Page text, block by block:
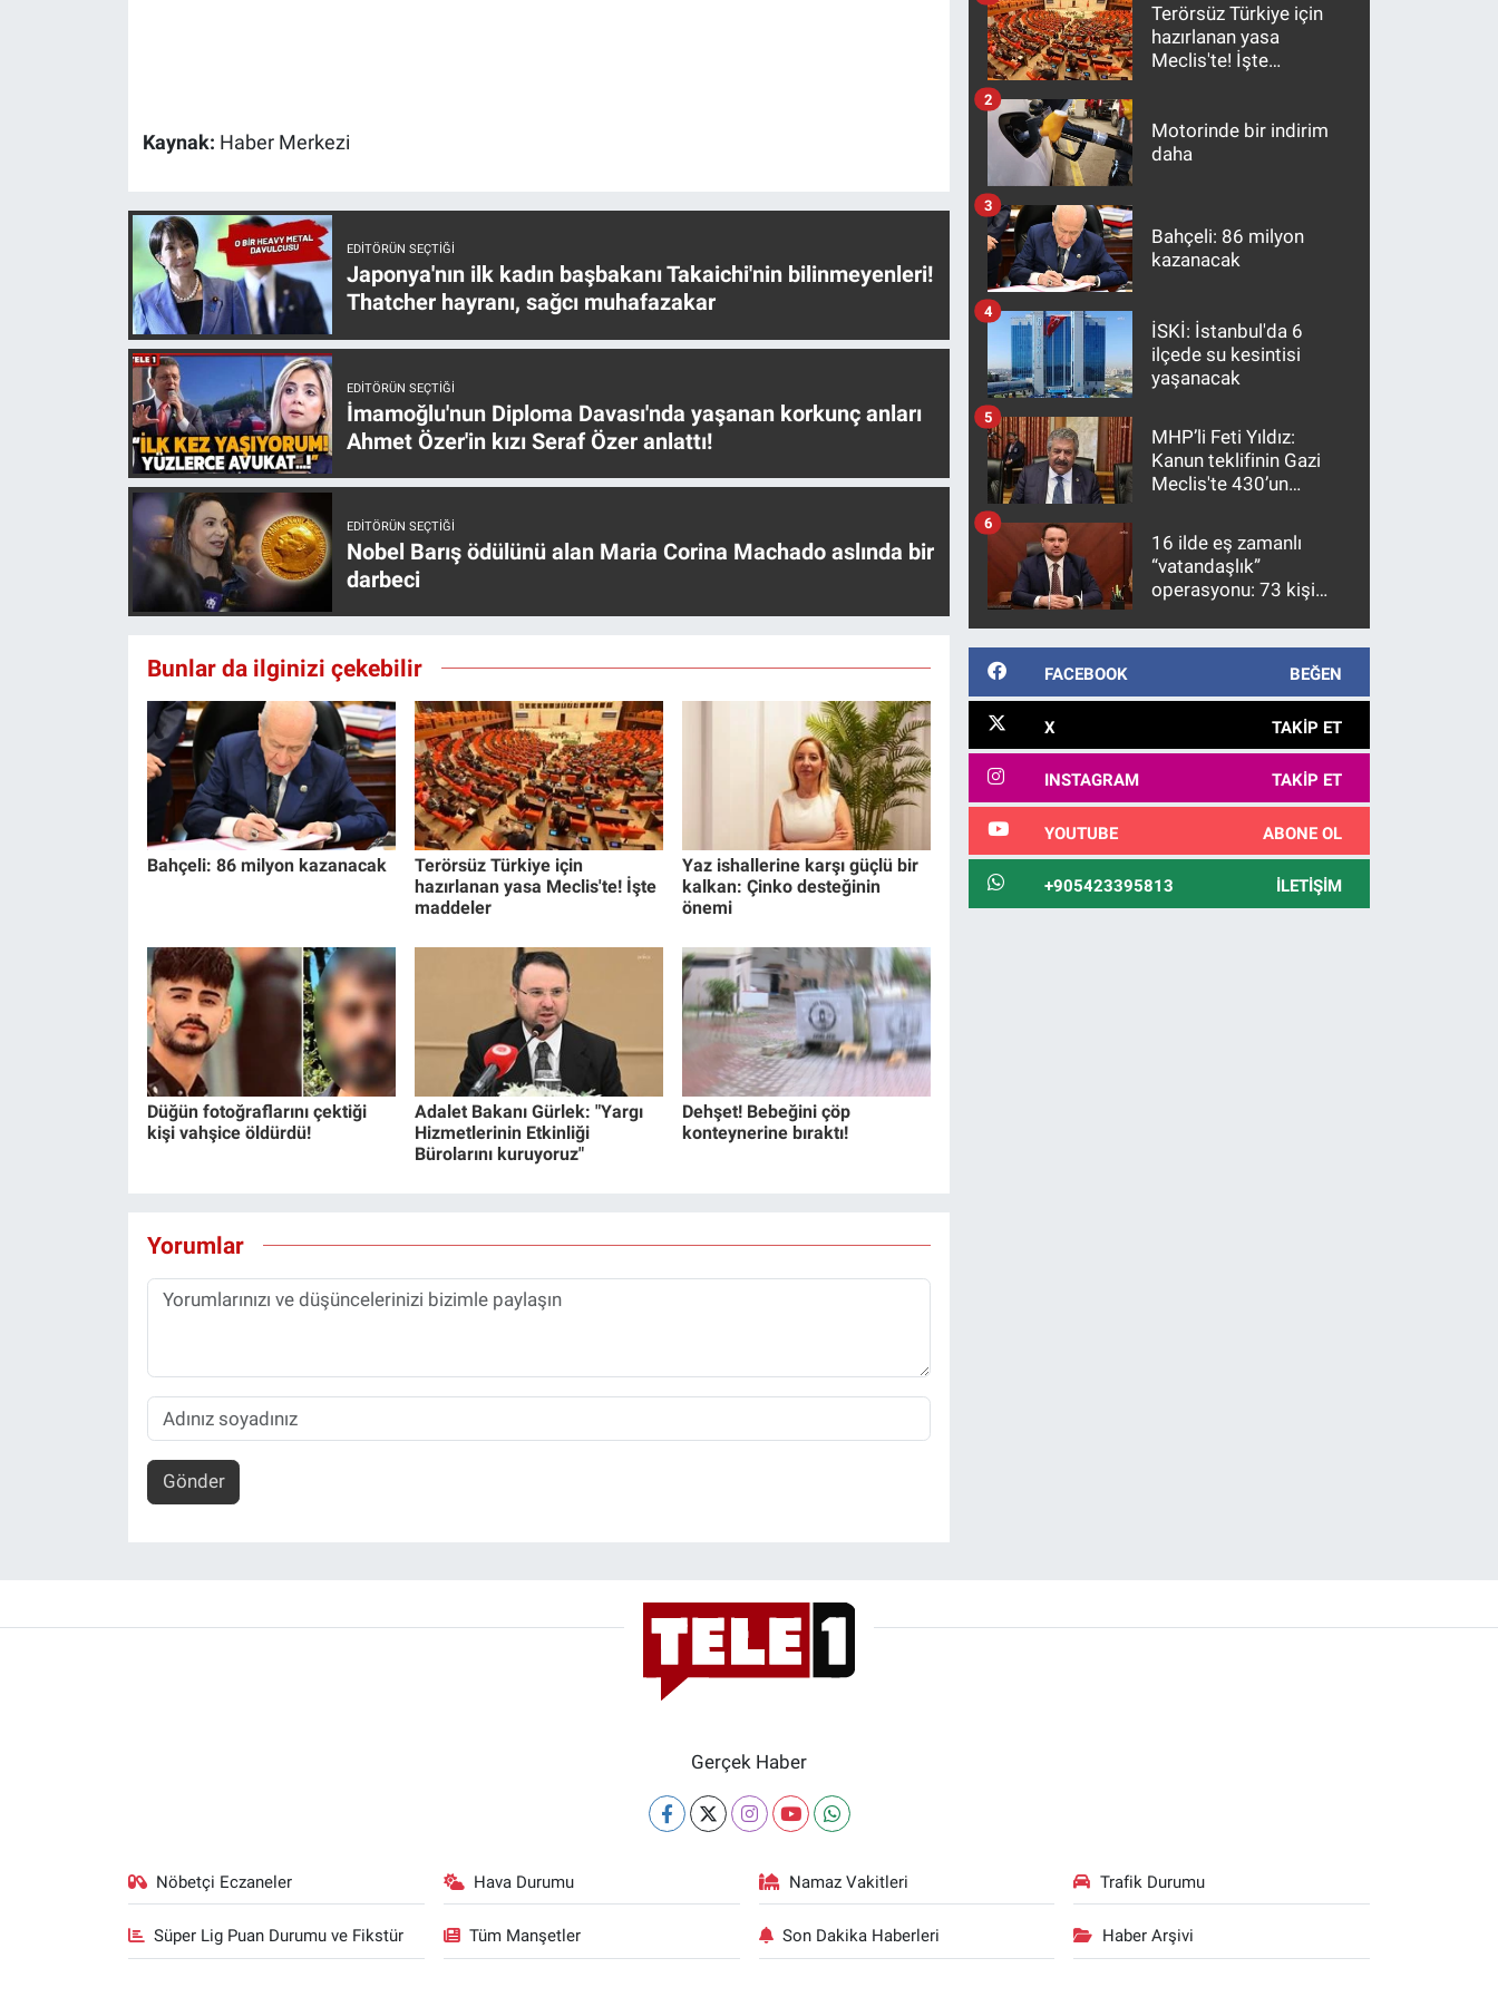
Kaynak: Haber Merkezi
EDITÖRÜN SEÇTIĞI
Japonya'nın ilk kadın başbakanı Takaichi'nin bilinmeyenleri!
Thatcher hayranı, sağcı muhafazakar
EDITÖRÜN SEÇTIĞI
İmamoğlu'nun Diploma Davası'nda yaşanan korkunç anları
Ahmet Özer'in kızı Seraf Özer anlattı!
EDITÖRÜN SEÇTIĞI
Nobel Barış ödülünü alan Maria Corina Machado aslında bir
darbeci
Bunlar da ilginizi çekebilir
Bahçeli: 86 milyon kazanacak
Terörsüz Türkiye için
hazırlanan yasa Meclis'te! İşte
maddeler
Yaz ishallerine karşı güçlü bir
kalkan: Çinko desteğinin
önemi
Düğün fotoğraflarını çektiği
kişi vahşice öldürdü!
Adalet Bakanı Gürlek: "Yargı
Hizmetlerinin Etkinliği
Bürolarını kuruyoruz"
Dehşet! Bebeğini çöp
konteynerine bıraktı!
Yorumlar
Gönder
Terörsüz Türkiye için
hazırlanan yasa
Meclis'te! İşte
Motorinde bir indirim
daha
2
Bahçeli: 86 milyon
kazanacak
3
İSKİ: İstanbul'da 6
ilçede su kesintisi
yaşanacak
4
MHP’li Feti Yıldız:
Kanun teklifinin Gazi
Meclis'te 430’un
kanunlaşacağı
görülmektedir
5
16 ilde eş zamanlı
“vatandaşlık”
operasyonu: 73 kişi
6
FACEBOOK BEĞEN
X TAKIP ET
INSTAGRAM TAKIP ET
YOUTUBE ABONE OL
+905423395813 İLETIŞIM
Gerçek Haber
Nöbetçi Eczaneler Hava Durumu Namaz Vakitleri Trafik Durumu
Süper Lig Puan Durumu ve Fikstür Tüm Manşetler Son Dakika Haberleri Haber Arşivi
Koronavirüs
Kültür Sanat
Ne demişti
Programlar
Türkiye'nin Geleceği
Yerel Gündem
Yerel Yaşam
Canlı Yayın